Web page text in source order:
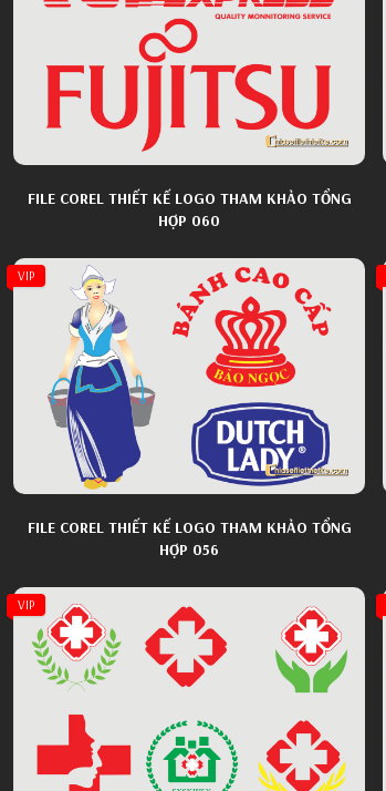
FILE COREL THIẾT KẾ LOGO THAM KHẢO TỔNG
HỢP 060
VIP
FILE COREL THIẾT KẾ LOGO THAM KHẢO TỔNG
HỢP 056
VIP